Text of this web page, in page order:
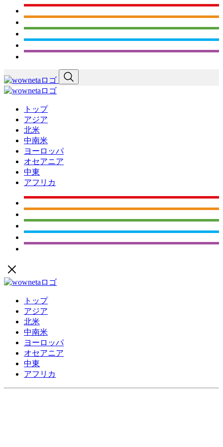
トップ
アジア
北米
中南米
ヨーロッパ
オセアニア
中東
アフリカ
トップ
アジア
北米
中南米
ヨーロッパ
オセアニア
中東
アフリカ